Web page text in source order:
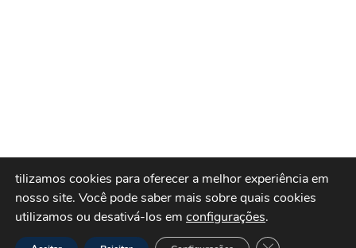
tilizamos cookies para oferecer a melhor experiência em
nosso site. Você pode saber mais sobre quais cookies
utilizamos ou desativá-los em configurações.